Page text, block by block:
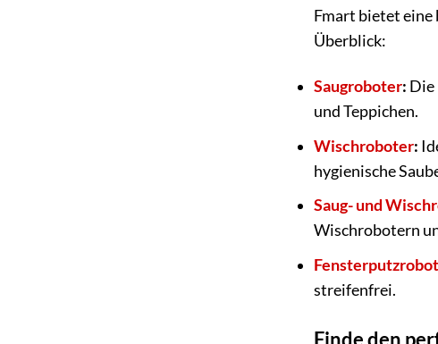
Fmart bietet eine
Überblick:
Saugroboter: Die
und Teppichen.
Wischroboter:
hygienische
Saug- und
Wischrobotern
streifenfrei.
Finde den